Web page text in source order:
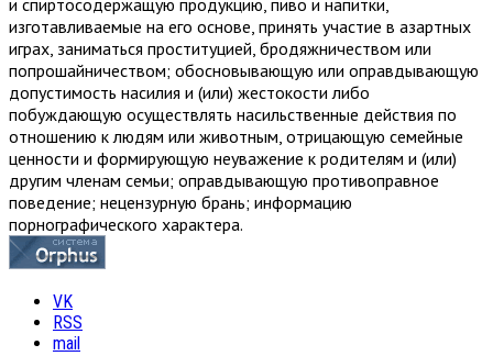
и спиртосодержащую продукцию, пиво и напитки,
изготавливаемые на его основе, принять участие в азартных
играх, заниматься проституцией, бродяжничеством или
попрошайничеством; обосновывающую или оправдывающую
допустимость насилия и (или) жестокости либо
побуждающую осуществлять насильственные действия по
отношению к людям или животным, отрицающую семейные
ценности и формирующую неуважение к родителям и (или)
другим членам семьи; оправдывающую противоправное
поведение; нецензурную брань; информацию
порнографического характера.
VK
RSS
mail